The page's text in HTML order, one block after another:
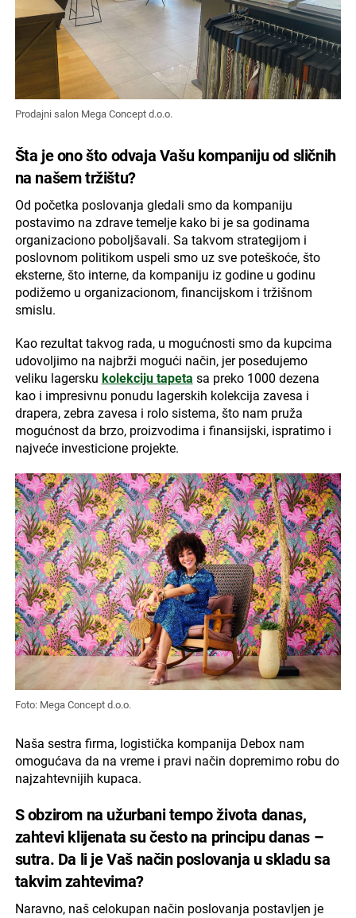
Prodajni salon Mega Concept d.o.o.
Šta je ono što odvaja Vašu kompaniju od sličnih
na našem tržištu?
Od početka poslovanja gledali smo da kompaniju
postavimo na zdrave temelje kako bi je sa godinama
organizaciono poboljšavali. Sa takvom strategijom i
poslovnom politikom uspeli smo uz sve poteškoće, što
eksterne, što interne, da kompaniju iz godine u godinu
podižemo u organizacionom, financijskom i tržišnom
smislu.
Kao rezultat takvog rada, u mogućnosti smo da kupcima
udovoljimo na najbrži mogući način, jer posedujemo
veliku lagersku kolekciju tapeta sa preko 1000 dezena
kao i impresivnu ponudu lagerskih kolekcija zavesa i
drapera, zebra zavesa i rolo sistema, što nam pruža
mogućnost da brzo, proizvodima i finansijski, ispratimo i
najveće investicione projekte.
Foto: Mega Concept d.o.o.
Naša sestra firma, logistička kompanija Debox nam
omogućava da na vreme i pravi način dopremimo robu do
najzahtevnijih kupaca.
S obzirom na užurbani tempo života danas,
zahtevi klijenata su često na principu danas –
sutra. Da li je Vaš način poslovanja u skladu sa
takvim zahtevima?
Naravno, naš celokupan način poslovanja postavljen je